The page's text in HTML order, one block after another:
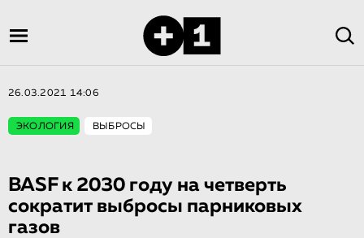
26.03.2021 14:06
ЭКОЛОГИЯ ВЫБРОСЫ
BASF к 2030 году на четверть
сократит выбросы парниковых
газов